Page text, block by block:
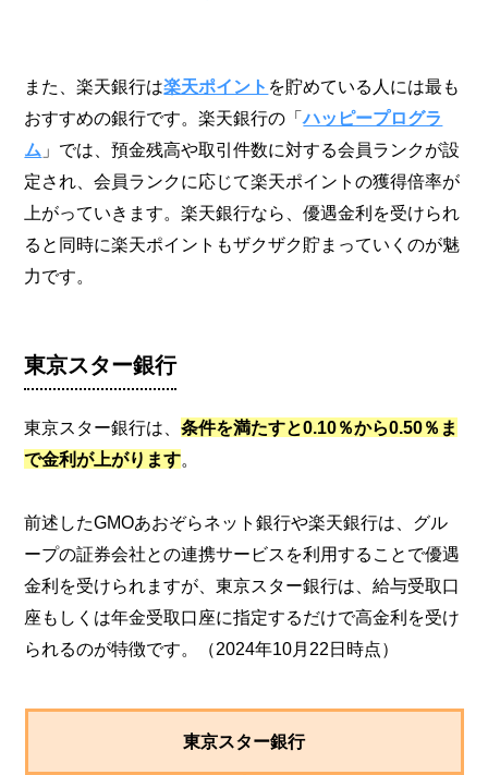
また、楽天銀行は楽天ポイント を貯めている人には最も
おすすめの銀行です。楽天銀行の「ハッピープログラ
ム 」では、預金残高や取引件数に対する会員ランクが設
定され、会員ランクに応じて楽天ポイントの獲得倍率が
上がっていきます。楽天銀行なら、優遇金利を受けられ
ると同時に楽天ポイントもザクザク貯まっていくのが魅
力です。
東京スター銀行
東京スター銀行は、条件を満たすと0.10％から0.50％ま
で金利が上がります。
前述したGMOあおぞらネット銀行や楽天銀行は、グル
ープの証券会社との連携サービスを利用することで優遇
金利を受けられますが、東京スター銀行は、給与受取口
座もしくは年金受取口座に指定するだけで高金利を受け
られるのが特徴です。（2024年10月22日時点）
東京スター銀行